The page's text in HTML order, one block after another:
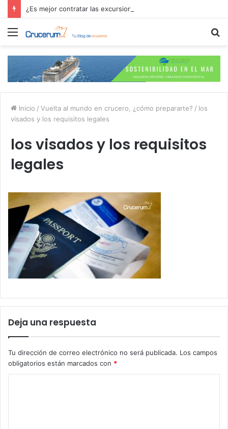
Menú
Inicio / Vuelta al mundo en crucero, ¿cómo prepararte? / los
visados y los requisitos legales
los visados y los requisitos
legales
Deja una respuesta
Tu dirección de correo electrónico no será publicada. Los campos
obligatorios están marcados con *